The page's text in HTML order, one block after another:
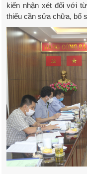
kiến nhận xét đối với
thiếu cần sửa chữa, bổ